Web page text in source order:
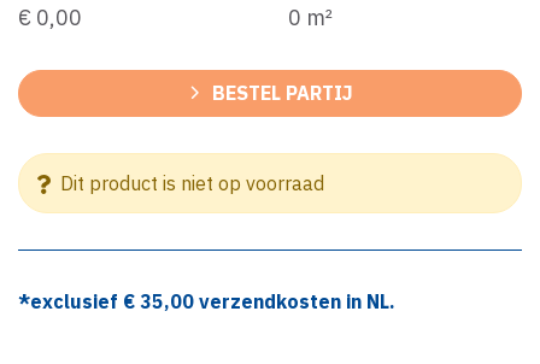
€ 0,00
0 m²
BESTEL PARTIJ
Dit product is niet op voorraad
*exclusief € 35,00 verzendkosten in NL.